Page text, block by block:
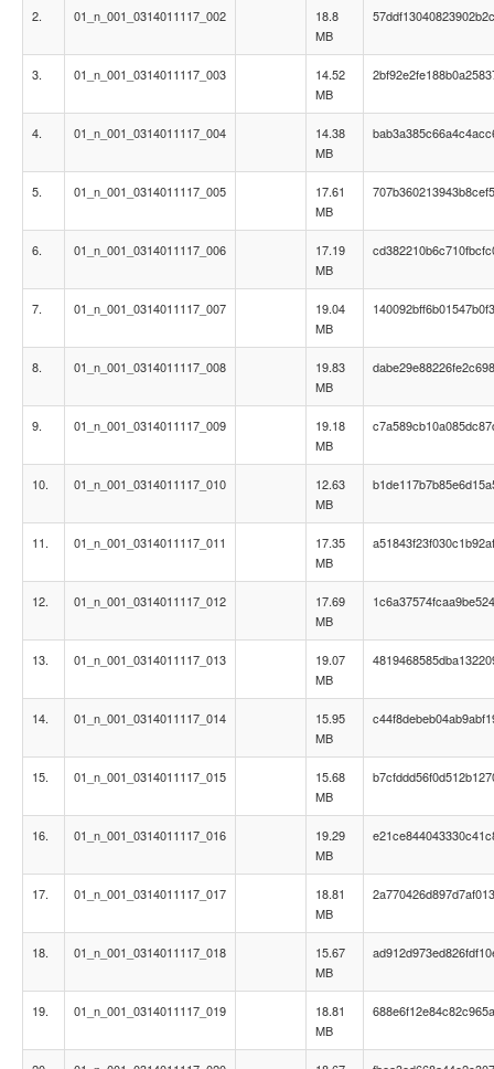
2. 01_n_001_0314011117_002
18.8
MB
3. 01_n_001_0314011117_003
14.52
MB
4. 01_n_001_0314011117_004
14.38
MB
5. 01_n_001_0314011117_005
17.61
MB
6. 01_n_001_0314011117_006
17.19
MB
7. 01_n_001_0314011117_007
19.04
MB
8. 01_n_001_0314011117_008
19.83
MB
9. 01_n_001_0314011117_009
19.18
MB
10. 01_n_001_0314011117_010
12.63
MB
11. 01_n_001_0314011117_011
17.35
MB
12. 01_n_001_0314011117_012
17.69
MB
13. 01_n_001_0314011117_013
19.07
MB
14. 01_n_001_0314011117_014
15.95
MB
15. 01_n_001_0314011117_015
15.68
MB
16. 01_n_001_0314011117_016
19.29
MB
17. 01_n_001_0314011117_017
18.81
MB
18. 01_n_001_0314011117_018
15.67
MB
19. 01_n_001_0314011117_019
18.81
MB